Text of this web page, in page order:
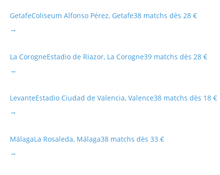
GetafeColiseum Alfonso Pérez, Getafe38 matchs dès 28 €
→
La CorogneEstadio de Riazor, La Corogne39 matchs dès 28 €
→
LevanteEstadio Ciudad de Valencia, Valence38 matchs dès 18 €
→
MálagaLa Rosaleda, Málaga38 matchs dès 33 €
→